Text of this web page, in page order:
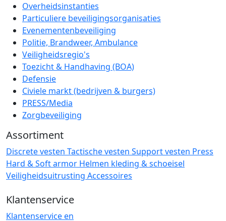
Overheidsinstanties
Particuliere beveiligingsorganisaties
Evenementenbeveiliging
Politie, Brandweer, Ambulance
Veiligheidsregio's
Toezicht & Handhaving (BOA)
Defensie
Civiele markt (bedrijven & burgers)
PRESS/Media
Zorgbeveiliging
Assortiment
Discrete vesten Tactische vesten Support vesten Press
Hard & Soft armor Helmen kleding & schoeisel
Veiligheidsuitrusting Accessoires
Klantenservice
Klantenservice en